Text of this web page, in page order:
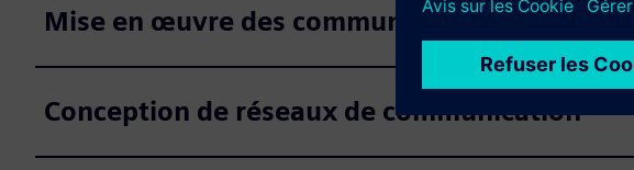
Mise en œuvre des communications
Conception de réseaux de communication